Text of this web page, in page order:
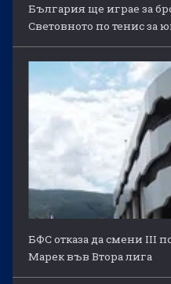
България ще играе за
Световното по тенис за
БФС отказа да смени III
Марек във Втора лига